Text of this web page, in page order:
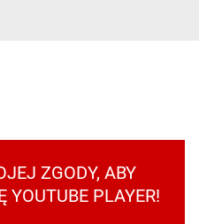
ZGODY, ABY
YOUTUBE PLAYER!